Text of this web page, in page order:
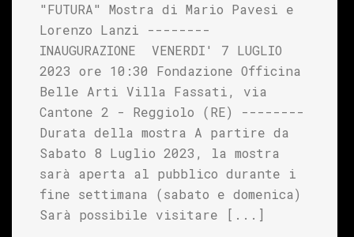
"FUTURA" Mostra di Mario Pavesi e
Lorenzo Lanzi --------
INAUGURAZIONE VENERDI' 7 LUGLIO
2023 ore 10:30 Fondazione Officina
Belle Arti Villa Fassati, via
Cantone 2 - Reggiolo (RE) --------
Durata della mostra A partire da
Sabato 8 Luglio 2023, la mostra
sarà aperta al pubblico durante i
fine settimana (sabato e domenica)
Sarà possibile visitare [...]